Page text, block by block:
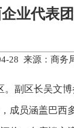
企业代表
28 来源：商务
副区长吴文博
成员涵盖巴